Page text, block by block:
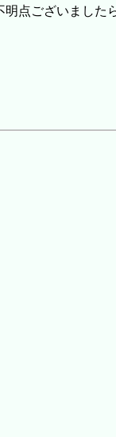
点ございました